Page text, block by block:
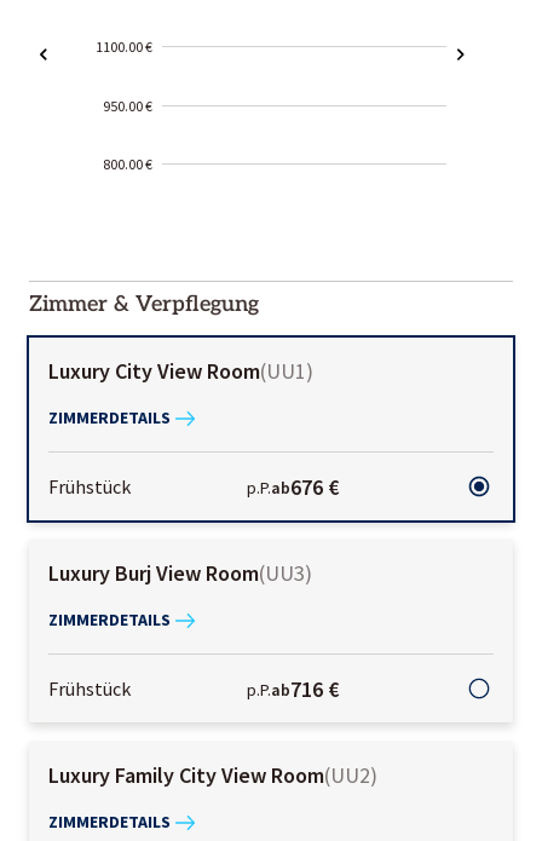
1100.00 €
950.00 €
800.00 €
01-02
Zimmer & Verpflegung
Luxury City View Room(UU1)
ZIMMERDETAILS
Frühstück p.P.ab676 €
Luxury Burj View Room(UU3)
ZIMMERDETAILS
Frühstück p.P.ab716 €
Luxury Family City View Room(UU2)
ZIMMERDETAILS